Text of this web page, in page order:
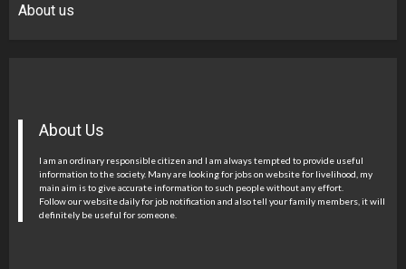
About us
About Us
I am an ordinary responsible citizen and I am always tempted to provide useful
information to the society. Many are looking for jobs on website for livelihood, my
main aim is to give accurate information to such people without any effort.
Follow our website daily for job notification and also tell your family members, it will
definitely be useful for someone.